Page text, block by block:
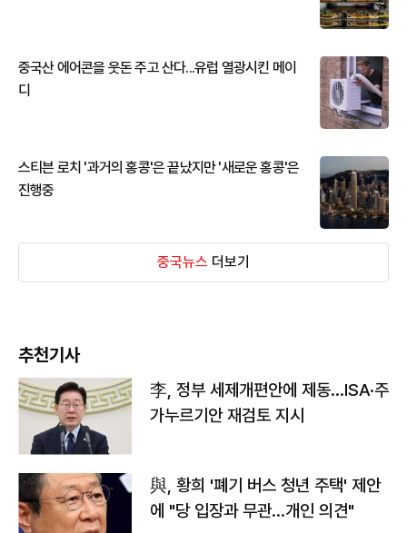
중국산 에어콘을 웃돈 주고 산다...유럽 열광시킨 메이
디
스티븐 로치 '과거의 홍콩'은 끝났지만 '새로운 홍콩'은
진행중
중국뉴스 더보기
추천기사
李, 정부 세제개편안에 제동…ISA·주
가누르기안 재검토 지시
與, 황희 '폐기 버스 청년 주택' 제안
에 "당 입장과 무관…개인 의견"